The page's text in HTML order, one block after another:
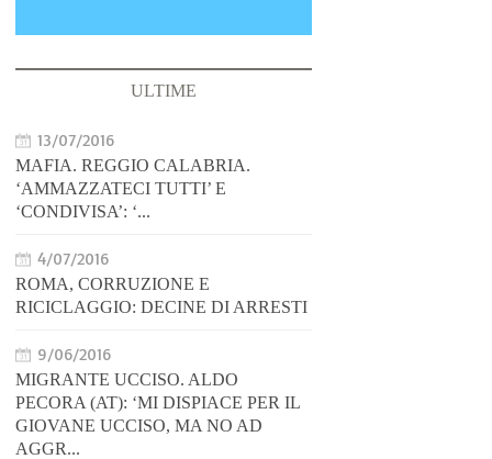
ULTIME
13/07/2016
MAFIA. REGGIO CALABRIA.
‘AMMAZZATECI TUTTI’ E
‘CONDIVISA’: ‘...
4/07/2016
ROMA, CORRUZIONE E
RICICLAGGIO: DECINE DI ARRESTI
9/06/2016
MIGRANTE UCCISO. ALDO
PECORA (AT): ‘MI DISPIACE PER IL
GIOVANE UCCISO, MA NO AD
AGGR...